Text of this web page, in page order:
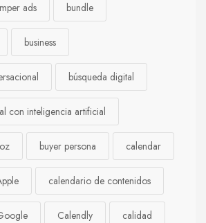
ads bundle
business
búsqueda digital
con inteligencia artificial
buyer persona calendar
calendario de contenidos
Calendly calidad